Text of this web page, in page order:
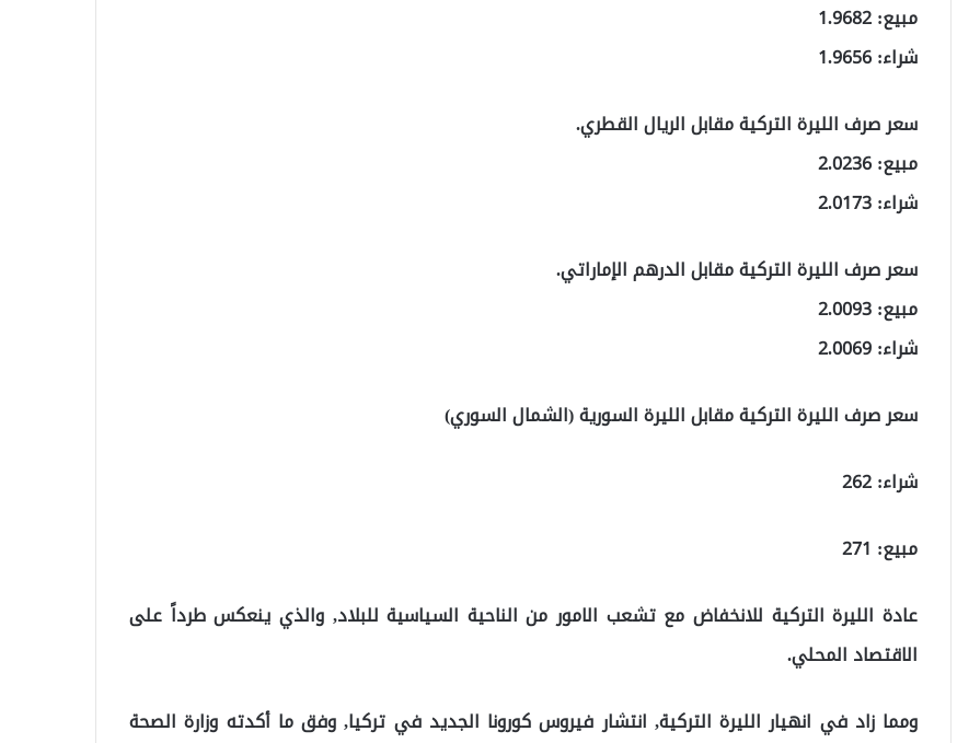
مبيع: 1.9682
شراء: 1.9656
سعر صرف الليرة التركية مقابل الريال القطري.
مبيع: 2.0236
شراء: 2.0173
سعر صرف الليرة التركية مقابل الدرهم الإماراتي.
مبيع: 2.0093
شراء: 2.0069
سعر صرف الليرة التركية مقابل الليرة السورية (الشمال السوري)
شراء: 262
مبيع: 271
عادة الليرة التركية للانخفاض مع تشعب الامور من الناحية السياسية للبلاد, والذي ينعكس طرداً على
الاقتصاد المحلي.
ومما زاد في انهيار الليرة التركية, انتشار فيروس كورونا الجديد في تركيا, وفق ما أكدته وزارة الصحة